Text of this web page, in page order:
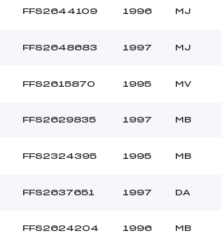
FFS2644109 1996 MJ
FFS2648683 1997 MJ
FFS2615870 1995 MV
FFS2629835 1997 MB
FFS2324395 1995 MB
FFS2637651 1997 DA
FFS2624204 1996 MB